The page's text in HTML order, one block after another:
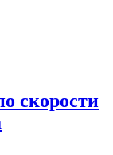
скорости